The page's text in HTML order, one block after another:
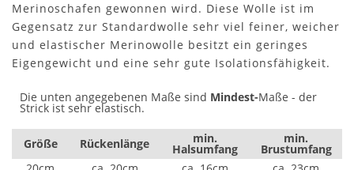
Merinoschafen gewonnen wird. Diese Wolle ist im
Gegensatz zur Standardwolle sehr viel feiner, weicher
und elastischer Merinowolle besitzt ein geringes
Eigengewicht und eine sehr gute Isolationsfähigkeit.
Die unten angegebenen Maße sind Mindest-Maße - der
Strick ist sehr elastisch.
Größe Rückenlänge min.
Halsumfang
min.
Brustumfang